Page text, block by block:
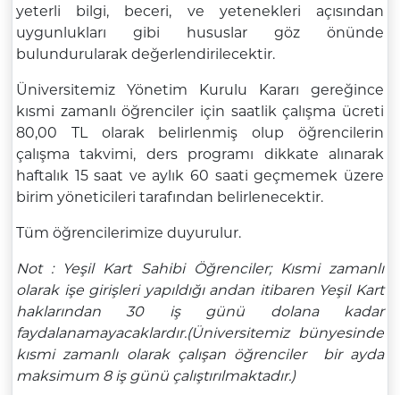
yeterli bilgi, beceri, ve yetenekleri açısından
uygunlukları gibi hususlar göz önünde
bulundurularak değerlendirilecektir.
Üniversitemiz Yönetim Kurulu Kararı gereğince
kısmi zamanlı öğrenciler için saatlik çalışma ücreti
80,00 TL olarak belirlenmiş olup öğrencilerin
çalışma takvimi, ders programı dikkate alınarak
haftalık 15 saat ve aylık 60 saati geçmemek üzere
birim yöneticileri tarafından belirlenecektir.
Tüm öğrencilerimize duyurulur.
Not : Yeşil Kart Sahibi Öğrenciler; Kısmi zamanlı
olarak işe girişleri yapıldığı andan itibaren Yeşil Kart
haklarından 30 iş günü dolana kadar
faydalanamayacaklardır.(Üniversitemiz bünyesinde
kısmi zamanlı olarak çalışan öğrenciler bir ayda
maksimum 8 iş günü çalıştırılmaktadır.)